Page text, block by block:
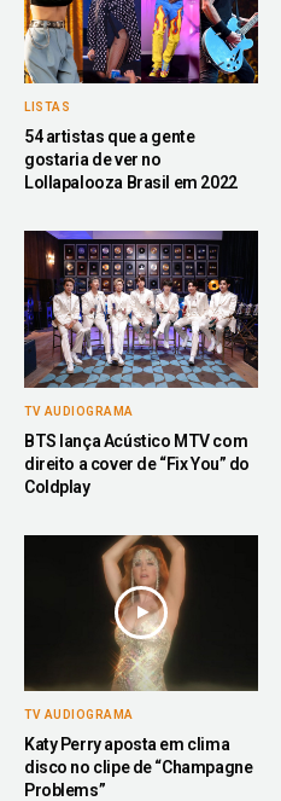
LISTAS
54 artistas que a gente
gostaria de ver no
Lollapalooza Brasil em 2022
TV AUDIOGRAMA
BTS lança Acústico MTV com
direito a cover de “Fix You” do
Coldplay
TV AUDIOGRAMA
Katy Perry aposta em clima
disco no clipe de “Champagne
Problems”